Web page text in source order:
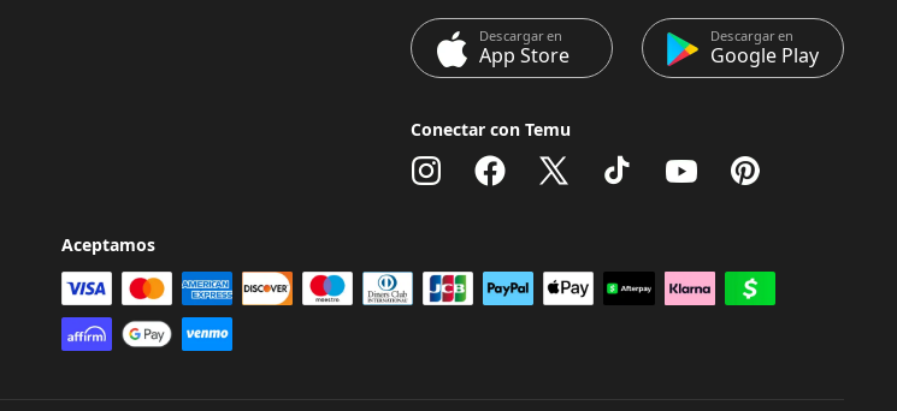
Descargar en
App Store
Descargar en
Google Play
Conectar con Temu
Aceptamos